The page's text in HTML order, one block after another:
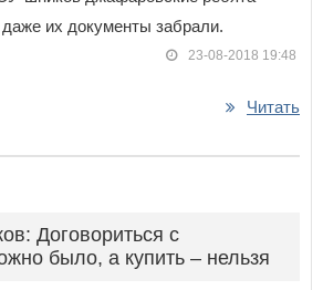
их документы забрали.
23-08-2018 19:48
Читать
Договориться с
было, а купить – нельзя